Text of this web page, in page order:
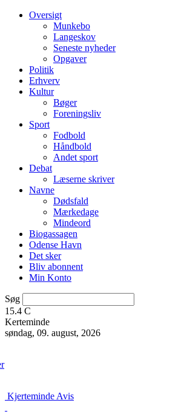
Oversigt
Munkebo
Langeskov
Seneste nyheder
Opgaver
Politik
Erhverv
Kultur
Bøger
Foreningsliv
Sport
Fodbold
Håndbold
Andet sport
Debat
Læserne skriver
Navne
Dødsfald
Mærkedage
Mindeord
Biogassagen
Odense Havn
Det sker
Bliv abonnent
Min Konto
Søg
15.4 C
Kerteminde
søndag, 09. august, 2026
Kjerteminde Avis